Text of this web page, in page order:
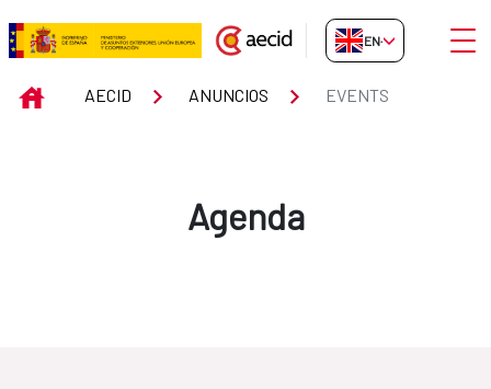
Skip to Main Content
Events
EN-GB
INICIOAECID ANUNCIOS EVENTS
Agenda